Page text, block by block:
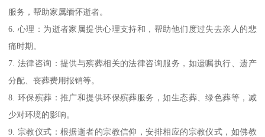
服务，帮助家属缅怀逝者。
6. 心理：为逝者家属提供心理支持和，帮助他们度过失去亲人的悲
痛时期。
7. 法律咨询：提供与殡葬相关的法律咨询服务，如遗嘱执行、遗产
分配、丧葬费用报销等。
8. 环保殡葬：推广和提供环保殡葬服务，如生态葬、绿色葬等，减
少对环境的影响。
9. 宗教仪式：根据逝者的宗教信仰，安排相应的宗教仪式，如佛教